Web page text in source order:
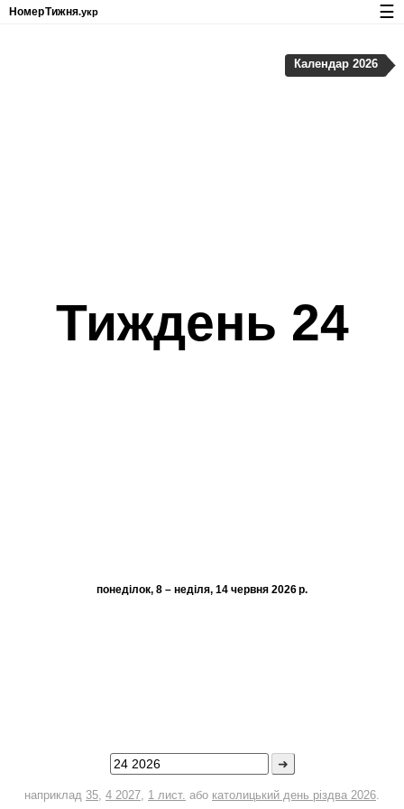
Тиждень 24
понеділок, 8 – неділя, 14 червня 2026 р.
➜
наприклад 35, 4 2027, 1 лист. або католицький день різдва 2026.
Календар 2026
НомерТижня.укр ☰